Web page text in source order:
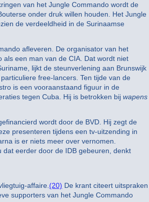
van het Jungle Commando wordt de
onder druk willen houden. Het Jungle
de verdeeldheid in de Surinaamse
afleveren. De organisator van het
een man van de CIA. Dat wordt niet
lijkt de steunverlening aan Brunswijk
free-lancers. Ten tijde van de
is een vooraanstaand figuur in de
tegen Cuba. Hij is betrokken bij wapens
wordt door de BVD. Hij zegt de
presenteren tijdens een tv-uitzending in
is er niets meer over vernomen.
dat eerder door de IDB gebeuren, denkt
affaire. (20) De krant citeert uitspraken
supporters van het Jungle Commando